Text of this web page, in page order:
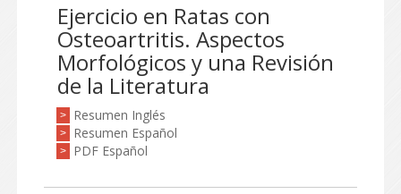
Ejercicio en Ratas con
Osteoartritis. Aspectos
Morfológicos y una Revisión
de la Literatura
> Resumen Inglés
> Resumen Español
> PDF Español